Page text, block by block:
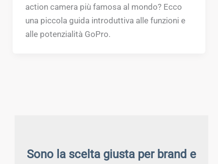
action camera più famosa al mondo? Ecco
una piccola guida introduttiva alle funzioni e
alle potenzialità GoPro.
Sono la scelta giusta per brand e